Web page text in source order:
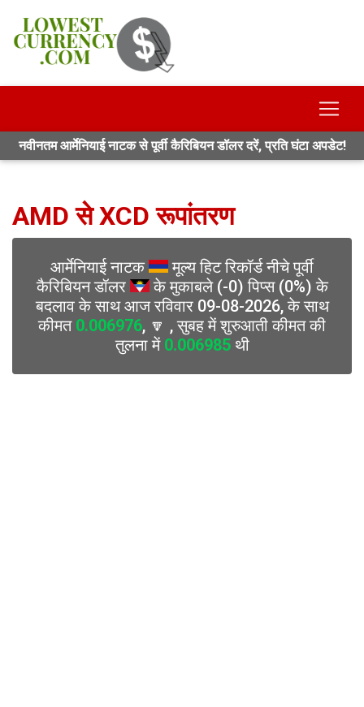
नवीनतम आर्मेनियाई नाटक से पूर्वी कैरिबियन डॉलर दरें, प्रति घंटा अपडेट!
AMD से XCD रूपांतरण
आर्मेनियाई नाटक
मूल्य हिट रिकॉर्ड नीचे पूर्वी
कैरिबियन डॉलर
के मुकाबले (-0) पिप्स (0%) के
बदलाव के साथ आज रविवार 09-08-2026, के साथ
कीमत 0.006976, 🔽 , सुबह में शुरुआती कीमत की
तुलना में 0.006985थी